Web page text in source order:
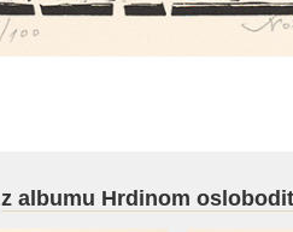
z albumu Hrdinom